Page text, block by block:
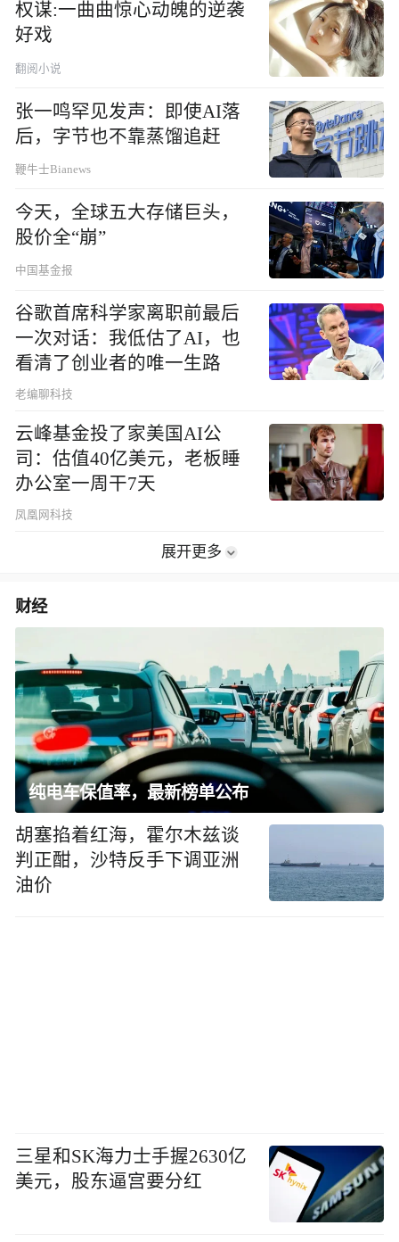
权谋:一曲曲惊心动魄的逆袭
好戏
翻阅小说
张一鸣罕见发声：即使AI落
后，字节也不靠蒸馏追赶
鞭牛士Bianews
今天，全球五大存储巨头，
股价全“崩”
中国基金报
谷歌首席科学家离职前最后
一次对话：我低估了AI，也
看清了创业者的唯一生路
老编聊科技
云峰基金投了家美国AI公
司：估值40亿美元，老板睡
办公室一周干7天
凤凰网科技
展开更多
财经
纯电车保值率，最新榜单公布
胡塞掐着红海，霍尔木兹谈
判正酣，沙特反手下调亚洲
油价
三星和SK海力士手握2630亿
美元，股东逼宫要分红